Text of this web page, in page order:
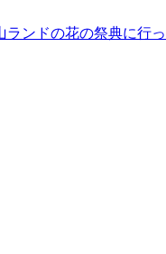
ランドの花の祭典に行っ